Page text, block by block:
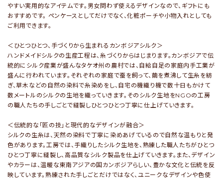
やすい実用的なアイテムです。男女問わず使えるデザインなので、ギフトにも
おすすめです。 ペンケースとしてだけでなく、化粧ポーチや小物入れとしても
ご利用できます。
＜ひとつひとつ、手づくりから生まれるカンボジアシルク＞
ハンドメイドシルクの生産工程は、糸づくりからはじまります。カンボジアで伝
統的にシルク産業が盛んなタケオ州の農村では、自給自足の家庭内手工業が
盛んに行われています。それぞれの家庭で蚕を飼って、繭を煮沸して生糸を紡
ぎ、草木などの自然の染料で糸染めをし、自宅の機織り機で数十日もかけて
数メートルのシルクの生地を織っていきます。そのシルク生地をNGOの工房
の職人たちの手しごとで縫製しひとつひとつ丁寧に仕上げていきます。
＜伝統的な「匠の技」と現代的なデザインが融合＞
シルクの生糸は、天然の染料で丁寧に染めあげているので自然な温もりと発
色があります。工房では、手織りしたシルク生地を、熟練した職人たちがひとつ
ひとつ丁寧に縫製し、高品質なシルク製品を仕上げていきます。また、デザイン
やカラーは、温暖な東南アジアの国カンボジアらしい、豊かな文化と伝統を反
映しています。熟練された手しごとだけではなく、ユニークなデザインや色使